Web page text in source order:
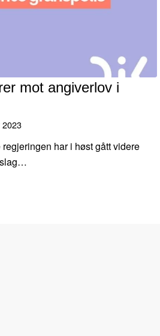
mot angiverlov i
har i høst gått videre